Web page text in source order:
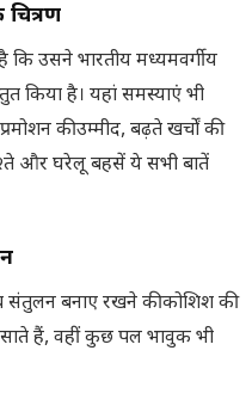
चित्रण
उसने भारतीय मध्यमवर्गीय
किया है। यहां समस्याएं भी
की उम्मीद, बढ़ते खर्चों की
और घरेलू बहसें ये सभी बातें
बनाए रखने की कोशिश की
हैं, वहीं कुछ पल भावुक भी